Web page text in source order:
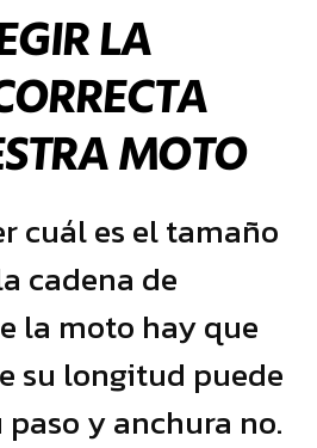
LA
MOTO
cuál es el tamaño
cadena de
la moto hay que
su longitud puede
y anchura no.